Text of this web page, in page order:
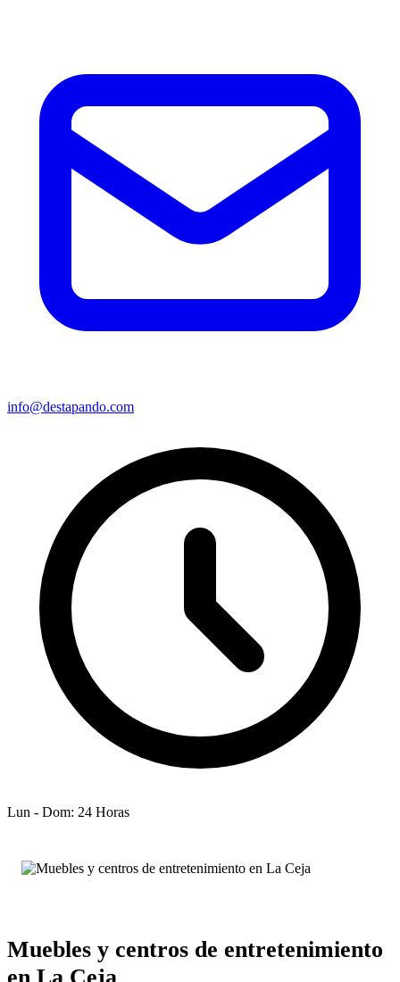
info@destapando.com
Lun - Dom: 24 Horas
Muebles y centros de entretenimiento